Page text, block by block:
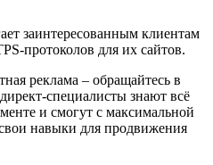
заинтересованным клиентам
протоколов для их сайтов.
реклама – обращайтесь в
специалисты знают всё
и смогут с максимальной
навыки для продвижения